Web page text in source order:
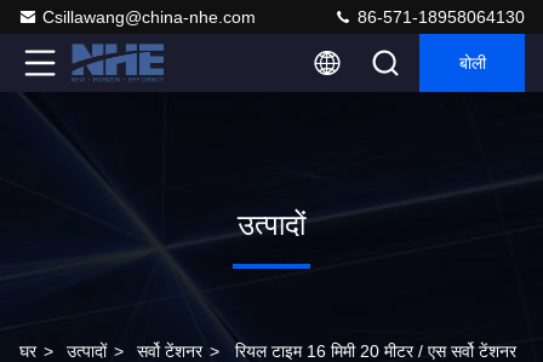
Csillawang@china-nhe.com 86-571-18958064130
बोली
उत्पादों
घर > उत्पादों > सर्वो टेंशनर > रियल टाइम 16 मिमी 20 मीटर / एस सर्वो टेंशनर